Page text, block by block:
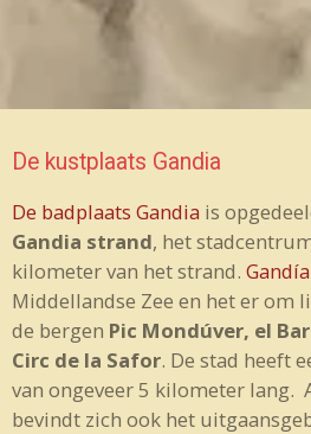
De kustplaats Gandia
De badplaats Gandia is
Gandia strand, het
kilometer van het strand. Gandía
Middellandse Zee en het er om
de bergen Pic Mondúver, el
Circ de la Safor. De stad heeft
van ongeveer 5 kilometer lang.
bevindt zich ook het